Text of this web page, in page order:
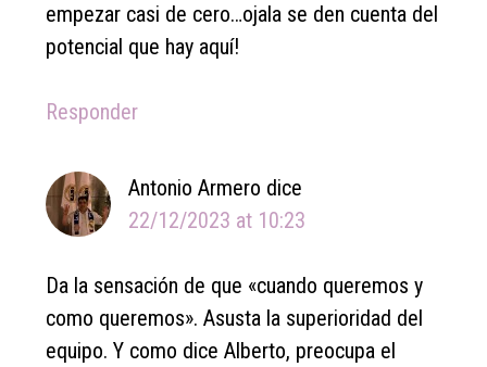
empezar casi de cero…ojala se den cuenta del
potencial que hay aquí!
Responder
Antonio Armero dice
22/12/2023 at 10:23
Da la sensación de que «cuando queremos y
como queremos». Asusta la superioridad del
equipo. Y como dice Alberto, preocupa el